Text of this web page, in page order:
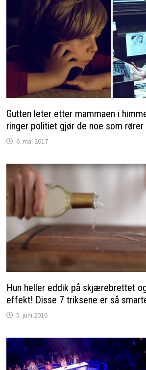
Gutten leter etter mammaen i
ringer politiet gjør de noe som rører
6. mai 2017
Hun heller eddik på skjærebrettet
effekt! Disse 7 triksene er så
5. juni 2016